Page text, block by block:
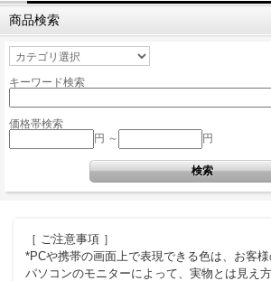
商品検索
キーワード検索
価格帯検索
円 ～
円
［ ご注意事項 ］
*PCや携帯の画面上で表現できる色は、お客
パソコンのモニターによって、実物とは見え